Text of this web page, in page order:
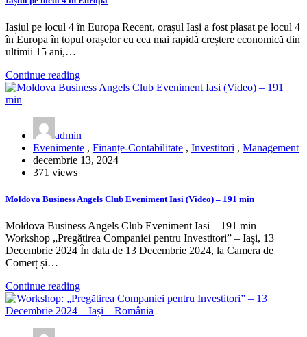
Iașiul pe locul 4 în Europa Recent, orașul Iași a fost plasat pe locul 4
în Europa în topul orașelor cu cea mai rapidă creștere economică din
ultimii 15 ani,…
Continue reading
admin
Evenimente , Finanțe-Contabilitate , Investitori , Management
decembrie 13, 2024
371 views
Moldova Business Angels Club Eveniment Iasi (Video) – 191 min
Moldova Business Angels Club Eveniment Iasi – 191 min
Workshop „Pregătirea Companiei pentru Investitori” – Iași, 13
Decembrie 2024 În data de 13 Decembrie 2024, la Camera de
Comerț și…
Continue reading